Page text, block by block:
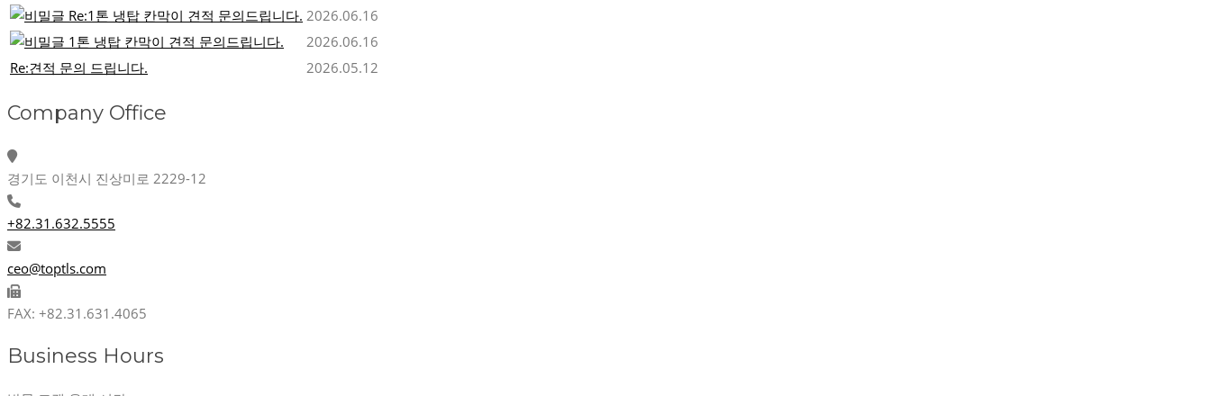
Re:1톤 냉탑 칸막이 견적 문의드립니다. 2026.06.16
1톤 냉탑 칸막이 견적 문의드립니다.
2026.06.16
Re:견적 문의 드립니다.
2026.05.12
Company Office
경기도 이천시 진상미로 2229-12
+82.31.632.5555
ceo@toptls.com
FAX: +82.31.631.4065
Business Hours